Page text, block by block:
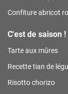
Confiture abricot
C'est de saison !
Tarte aux mûres
Recette tian de
Risotto chorizo